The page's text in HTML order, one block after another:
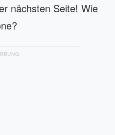
nächsten Seite! Wie